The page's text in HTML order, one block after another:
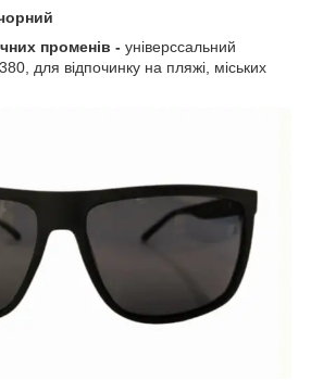
променів - універссальний
для відпочинку на пляжі, міських